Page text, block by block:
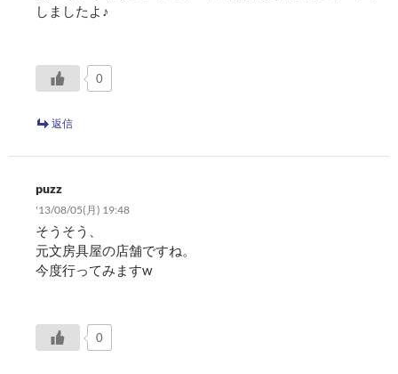
しましたよ♪
0
返信
puzz
'13/08/05(月) 19:48
そうそう、
元文房具屋の店舗ですね。
今度行ってみますw
0